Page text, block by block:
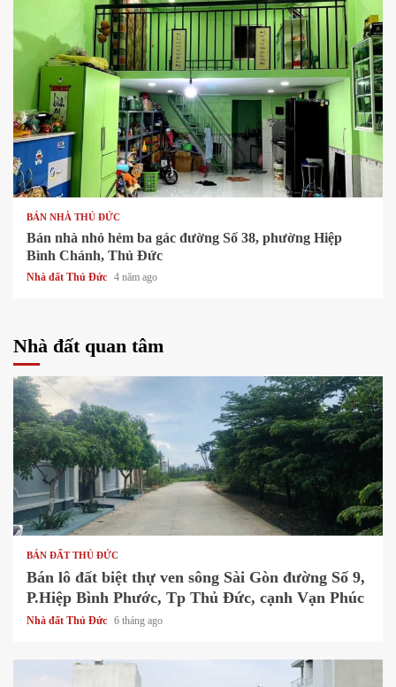
1 min read
BÁN NHÀ THỦ ĐỨC
Bán nhà nhỏ hẻm ba gác đường Số 38, phường Hiệp
Bình Chánh, Thủ Đức
Nhà đất Thủ Đức 4 năm ago
Nhà đất quan tâm
1 min read
BÁN ĐẤT THỦ ĐỨC
Bán lô đất biệt thự ven sông Sài Gòn đường Số 9,
P.Hiệp Bình Phước, Tp Thủ Đức, cạnh Vạn Phúc
Nhà đất Thủ Đức 6 tháng ago